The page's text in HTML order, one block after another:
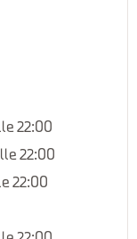
22:00
22:00
22:00